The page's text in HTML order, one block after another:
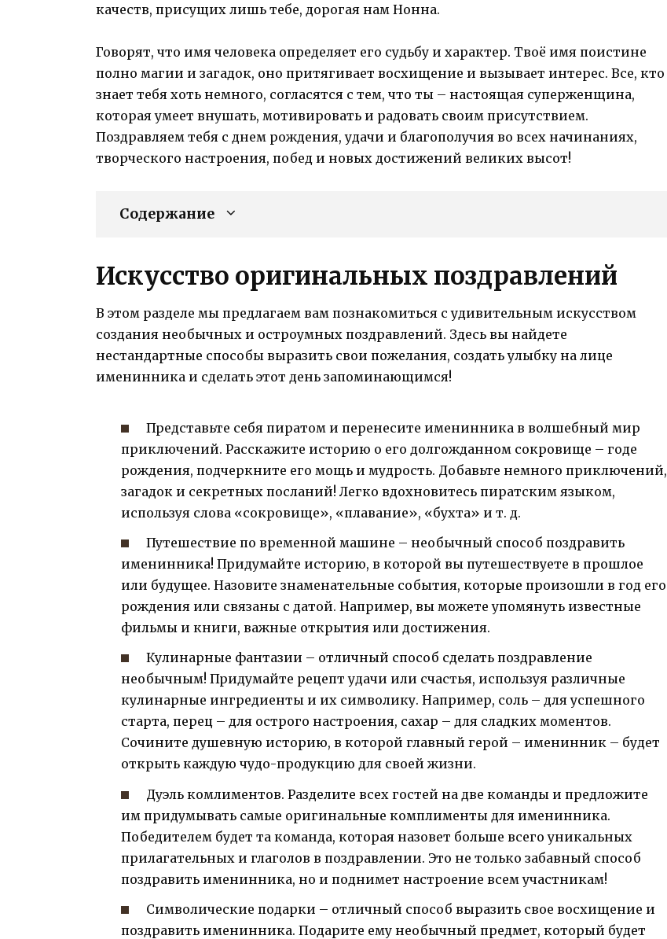
качеств, присущих лишь тебе, дорогая нам Нонна.
Говорят, что имя человека определяет его судьбу и характер. Твоё имя поистине
полно магии и загадок, оно притягивает восхищение и вызывает интерес. Все, кто
знает тебя хоть немного, согласятся с тем, что ты – настоящая суперженщина,
которая умеет внушать, мотивировать и радовать своим присутствием.
Поздравляем тебя с днем рождения, удачи и благополучия во всех начинаниях,
творческого настроения, побед и новых достижений великих высот!
Содержание
Искусство оригинальных поздравлений
В этом разделе мы предлагаем вам познакомиться с удивительным искусством
создания необычных и остроумных поздравлений. Здесь вы найдете
нестандартные способы выразить свои пожелания, создать улыбку на лице
именинника и сделать этот день запоминающимся!
Представьте себя пиратом и перенесите именинника в волшебный мир
приключений. Расскажите историю о его долгожданном сокровище – годе
рождения, подчеркните его мощь и мудрость. Добавьте немного приключений,
загадок и секретных посланий! Легко вдохновитесь пиратским языком,
используя слова «сокровище», «плавание», «бухта» и т. д.
Путешествие по временной машине – необычный способ поздравить
именинника! Придумайте историю, в которой вы путешествуете в прошлое
или будущее. Назовите знаменательные события, которые произошли в год его
рождения или связаны с датой. Например, вы можете упомянуть известные
фильмы и книги, важные открытия или достижения.
Кулинарные фантазии – отличный способ сделать поздравление
необычным! Придумайте рецепт удачи или счастья, используя различные
кулинарные ингредиенты и их символику. Например, соль – для успешного
старта, перец – для острого настроения, сахар – для сладких моментов.
Сочините душевную историю, в которой главный герой – именинник – будет
открыть каждую чудо-продукцию для своей жизни.
Дуэль комлиментов. Разделите всех гостей на две команды и предложите
им придумывать самые оригинальные комплименты для именинника.
Победителем будет та команда, которая назовет больше всего уникальных
прилагательных и глаголов в поздравлении. Это не только забавный способ
поздравить именинника, но и поднимет настроение всем участникам!
Символические подарки – отличный способ выразить свое восхищение и
поздравить именинника. Подарите ему необычный предмет, который будет